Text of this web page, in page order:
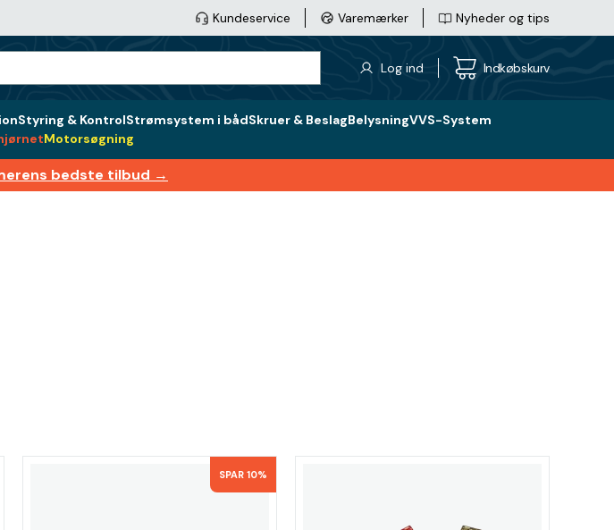
Kundeservice Varemærker Nyheder og tips
Log ind Indkøbskurv
Styring & KontrolStrømsystem i bådSkruer & BeslagBelysningVVS-System
Motorsøgning
bedste tilbud →
SPAR 10%